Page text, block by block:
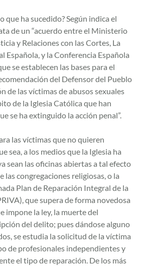
que ha sucedido? Según indica el
de un “acuerdo entre el Ministerio
y Relaciones con las Cortes, La
Española, y la Conferencia Española
se establecen las bases para el
del Defensor del Pueblo
de las víctimas de abusos sexuales
de la Iglesia Católica que han
se ha extinguido la acción penal”.
las víctimas que no quieren
sea, a los medios que la Iglesia ha
sean las oficinas abiertas a tal efecto
las congregaciones religiosas, o la
Plan de Reparación Integral de la
que supera de forma novedosa
impone la ley, la muerte del
del delito; pues dándose alguno
se estudia la solicitud de la víctima
de profesionales independientes y
el tipo de reparación. De los más